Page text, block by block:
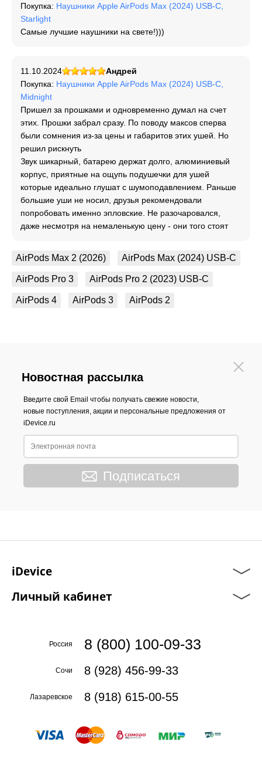
Покупка: Наушники Apple AirPods Max (2024) USB-C,
Starlight
Самые лучшие наушники на свете!)))
11.10.2024
Андрей
Покупка: Наушники Apple AirPods Max (2024) USB-C,
Midnight
Пришел за прошками и одновременно думал на счет
этих. Прошки забрал сразу. По поводу максов сперва
были сомнения из-за цены и габаритов этих ушей. Но
решил рискнуть
Звук шикарный, батарею держат долго, алюминиевый
корпус, приятные на ощупь подушечки для ушей
которые идеально глушат с шумоподавлением. Раньше
большие уши не носил, друзья рекомендовали
попробовать именно эпловские. Не разочаровался,
даже несмотря на немаленькую цену - они того стоят
AirPods Max 2 (2026) AirPods Max (2024) USB-C
AirPods Pro 3 AirPods Pro 2 (2023) USB-C
AirPods 4 AirPods 3 AirPods 2
Новостная рассылка
Введите свой Email чтобы получать свежие новости,
новые поступления, акции и персональные предложения от
iDevice.ru
Подписаться
iDevice
Личный кабинет
Россия 8 (800) 100-09-33
Сочи 8 (928) 456-99-33
Лазаревское 8 (918) 615-00-55